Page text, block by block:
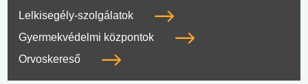
Lelkisegély-szolgálatok
Gyermekvédelmi központok
Orvoskereső